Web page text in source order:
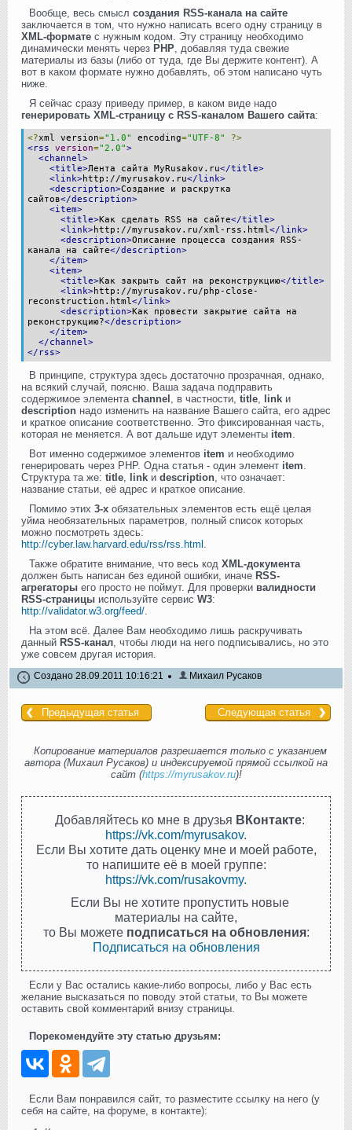
Вообще, весь смысл создания RSS-канала на сайте
заключается в том, что нужно написать всего одну страницу в
XML-формате с нужным кодом. Эту страницу необходимо
динамически менять через PHP , добавляя туда свежие
материалы из базы (либо от туда, где Вы держите контент). А
вот в каком формате нужно добавлять, об этом написано чуть
ниже.
Я сейчас сразу приведу пример, в каком виде надо
генерировать XML-страницу с RSS-каналом Вашего сайта:
<?xml version="1.0" encoding="UTF-8"
?>
<rss
version="2.0">
<channel>
<title>Лента сайта MyRusakov.ru</title>
<link>http://myrusakov.ru</link>
<description>Создание и раскрутка
сайтов</description>
<item>
<title>Как сделать RSS на сайте</title>
<link>http://myrusakov.ru/xml-rss.html</link>
<description>Описание процесса создания RSS-
канала на сайте</description>
</item>
<item>
<title>Как закрыть сайт на реконструкцию</title>
<link>http://myrusakov.ru/php-close-
reconstruction.html</link>
<description>Как провести закрытие сайта на
реконструкцию?</description>
</item>
</channel>
</rss>
В принципе, структура здесь достаточно прозрачная, однако,
на всякий случай, поясню. Ваша задача подправить
содержимое элемента channel , в частности, title link и
description надо изменить на название Вашего сайта, его адрес
и краткое описание соответственно. Это фиксированная часть,
которая не меняется. А вот дальше идут элементы item
Вот именно содержимое элементов item и необходимо
генерировать через PHP. Одна статья - один элемент item
Структура та же: title link и description , что означает:
название статьи, её адрес и краткое описание.
Помимо этих 3-х обязательных элементов есть ещё целая
уйма необязательных параметров, полный список которых
можно посмотреть здесь:
http://cyber.law.harvard.edu/rss/rss.html
Также обратите внимание, что весь код XML-документа
должен быть написан без единой ошибки, иначе RSS-
агрегаторы его просто не поймут. Для проверки валидности
RSS-страницы используйте сервис W3:
http://validator.w3.org/feed/
На этом всё. Далее Вам необходимо лишь раскручивать
данный RSS-канал , чтобы люди на него подписывались, но это
уже совсем другая история.
Создано 28.09.2011 10:16:21 Михаил Русаков
Предыдущая статья Следующая статья
Копирование материалов разрешается только с указанием
автора (Михаил Русаков) и индексируемой прямой ссылкой на
сайт (https://myrusakov.ru)!
Добавляйтесь ко мне в друзья ВКонтакте:
https://vk.com/myrusakov.
Если Вы хотите дать оценку мне и моей работе,
то напишите её в моей группе:
https://vk.com/rusakovmy.
Если Вы не хотите пропустить новые
материалы на сайте,
то Вы можете подписаться на обновления:
Подписаться на обновления
Если у Вас остались какие-либо вопросы, либо у Вас есть
желание высказаться по поводу этой статьи, то Вы можете
оставить свой комментарий внизу страницы.
Порекомендуйте эту статью друзьям:
Если Вам понравился сайт, то разместите ссылку на него (у
себя на сайте, на форуме, в контакте):